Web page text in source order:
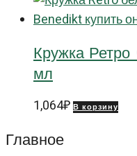
Кружка
мл
1,064₽ В корзину
Главное